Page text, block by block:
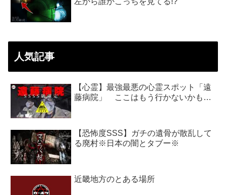
人気記事
【心霊】最強最悪の心霊スポット「遠
藤病院」 ここはもう行かないかも…
【恐怖度SSS】ガチの遺骨が散乱して
る廃村※日本の闇とタブー※
近畿地方のとある場所